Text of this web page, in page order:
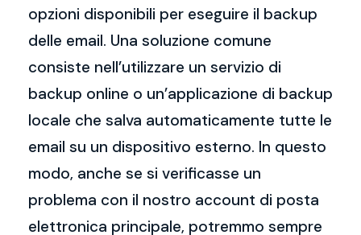
opzioni disponibili per eseguire il backup
delle email. Una soluzione comune
consiste nell’utilizzare un servizio di
backup online o un’applicazione di backup
locale che salva automaticamente tutte le
email su un dispositivo esterno. In questo
modo, anche se si verificasse un
problema con il nostro account di posta
elettronica principale, potremmo sempre